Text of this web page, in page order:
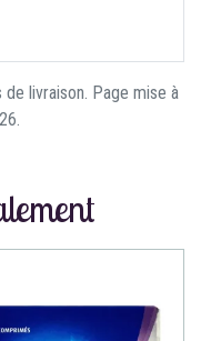
livraison. Page mise à